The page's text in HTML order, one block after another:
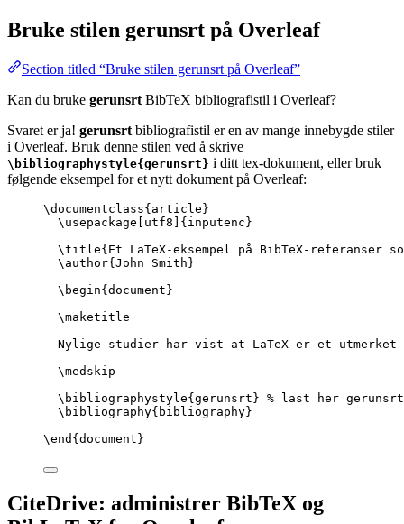
Bruke stilen gerunsrt på Overleaf
Section titled “Bruke stilen gerunsrt på Overleaf”
Kan du bruke gerunsrtBibTeX bibliografistil i Overleaf?
Svaret er ja! gerunsrtbibliografistil er en av mange innebygde stiler
i Overleaf. Bruk denne stilen ved å skrive
\bibliographystyle{gerunsrt} i ditt tex-dokument, eller bruk
følgende eksempel for et nytt dokument på Overleaf:
\documentclass{ article }
\usepackage
utf8 ]{ inputenc }
\title{Et LaTeX-eksempel på BibTeX-
\author{John Smith}
\begin{ document }
\maketitle
Nylige studier har vist at LaTeX er et utmerket
\medskip
\bibliographystyle{gerunsrt} % last her
\bibliography{bibliography}
\end { document }
CiteDrive: administrer BibTeX og